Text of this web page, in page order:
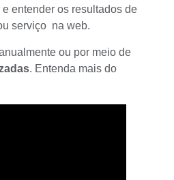
entender os resultados de
serviço na web.
ou por meio de
. Entenda mais do